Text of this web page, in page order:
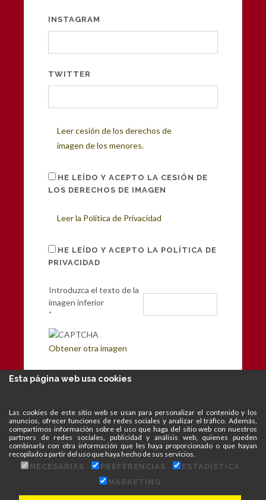
INSTAGRAM
TWITTER
Leer cesión de los derechos de
imagen de los menores.
HE LEÍDO Y ACEPTO LA CESIÓN DE
LOS DERECHOS DE IMAGEN
Leer la Política de Privacidad
HE LEÍDO Y ACEPTO LA POLÍTICA DE
PRIVACIDAD
Introduzca el texto de la
imagen inferior
*
Obtener otra imagen
Esta página web usa cookies
Las cookies de este sitio web se usan para personalizar el contenido y los
anuncios, ofrecer funciones de redes sociales y analizar el tráfico. Además,
compartimos información sobre el uso que haga del sitio web con nuestros
partners de redes sociales, publicidad y análisis web, quienes pueden
combinarla con otra información que les haya proporcionado o que hayan
recopilado a partir del uso que haya hecho de sus servicios.
NECESARIAS
PREFERENCIAS
ESTADÍSTICA
MARKETING